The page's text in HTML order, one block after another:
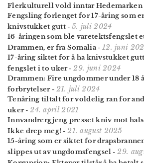
Flerkulturell vold inntar Hedemarken
Fengsling forlenget for 17-åring som
knivstukket gutt- 5. juli 2024
16-åringen som ble varetektsfengslet
Drammen, er fra Somalia- 12. juni
17-åring siktet for å ha knivstukket
fengslet i to uker-29. juni 2024
Drammen: Fire ungdommer under 18
forbrytelser- 21. juli 2024
Tenåring tiltalt for voldelig ran for
uker-24. april 2021
Innvandrergjeng presset kniv mot
Ikke drep meg! -21. august 2025
15-åring som er siktet for
slippes ut av ungdoms­fengsel -29.